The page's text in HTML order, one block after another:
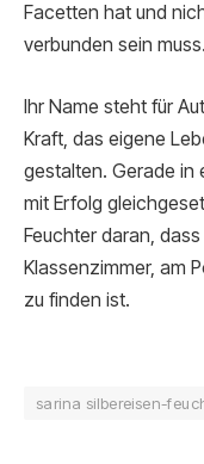
Facetten hat und
verbunden sein muss.
Ihr Name steht für
Kraft, das eigene
gestalten. Gerade in
mit Erfolg
Feuchter daran,
Klassenzimmer, am
zu finden ist.
sarina silbereisen-